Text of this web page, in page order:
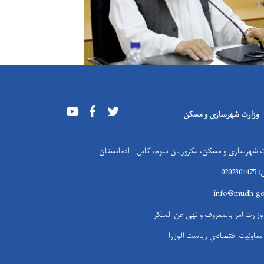
وزارت شهرسازی و مسکن Youtube Facebook
شهرسازی و مسکن، مکروریان سوم، کابل – افغانستان
وزارت امر بالمعروف و نهی عن المنکر
معاونیت اقتصادي ریاست الوزرا